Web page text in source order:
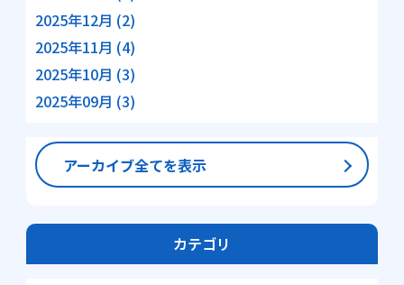
2025年12月 (2)
2025年11月 (4)
2025年10月 (3)
2025年09月 (3)
アーカイブ全てを表示
カテゴリ